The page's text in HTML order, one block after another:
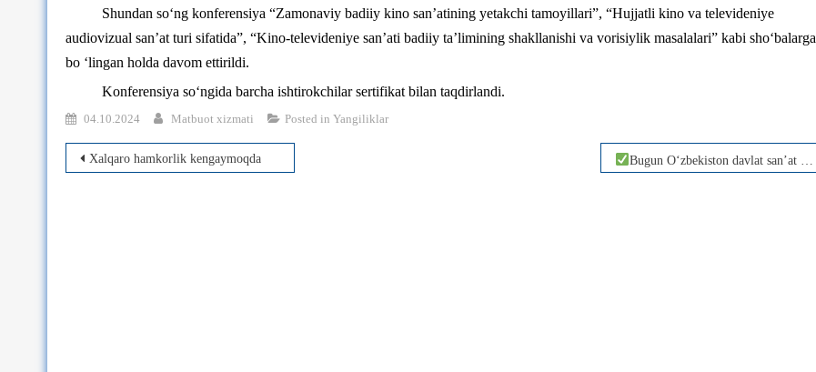
Shundan so‘ng konferensiya “Zamonaviy badiiy kino san’atining yetakchi tamoyillari”, “Hujjatli kino va televideniye
audiovizual san’at turi sifatida”, “Kino-televideniye san’ati badiiy ta’limining shakllanishi va vorisiylik masalalari” kabi sho‘balarga
bo ‘lingan holda davom ettirildi.
Konferensiya so‘ngida barcha ishtirokchilar sertifikat bilan taqdirlandi.
04.10.2024 Matbuot xizmati Posted in Yangiliklar
Post
Xalqaro hamkorlik kengaymoqda Bugun O‘zbekiston davlat san’at va madaniyat institutida talaba-yoshlarning ma’naviy-mafkuraviy immunitetini mustahkamlash borasidagi ustuvor vazifalarga bag’ishlangan davra suhbati bo’lib o’tdi.